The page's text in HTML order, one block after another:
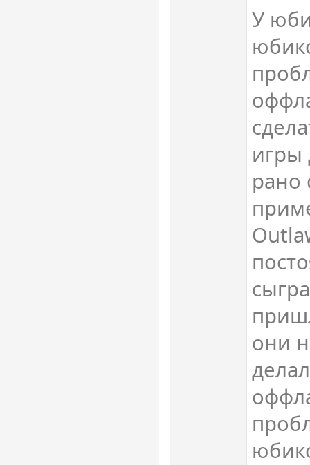
У
игры
рано
они